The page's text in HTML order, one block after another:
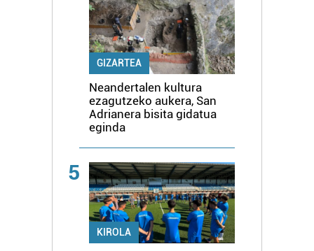
GIZARTEA
Neandertalen kultura
ezagutzeko aukera, San
Adrianera bisita gidatua
eginda
5
KIROLA